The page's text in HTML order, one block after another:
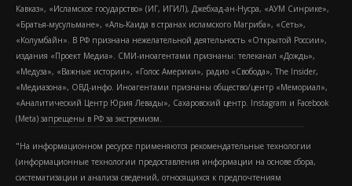
Кавказ», «Исламское государство» (ИГ, ИГИЛ), Джебхад-ан-Нусра, «АУМ Синрике»,
«Братья-мусульмане», «Аль-Каида в странах исламского Магриба», «Сеть»,
«Колумбайн». В РФ признана нежелательной деятельность «Открытой России»,
издания «Проект Медиа». СМИ-иноагентами признаны: телеканал «Дождь»,
«Медуза», «Важные истории», «Голос Америки», радио «Свобода», The Insider,
«Медиазона», ОВД-инфо. Иноагентами признаны общество/центр «Мемориал»,
«Аналитический Центр Юрия Левады», Сахаровский центр. Instagram и Facebook
(Metа) запрещены в РФ за экстремизм.
"На информационном ресурсе применяются рекомендательные технологии
(информационные технологии предоставления информации на основе сбора,
систематизации и анализа сведений, относящихся к предпочтениям